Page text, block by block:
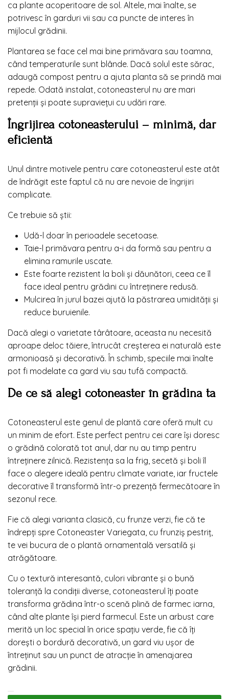
ca plante acoperitoare de sol. Altele, mai înalte, se
potrivesc în garduri vii sau ca puncte de interes în
mijlocul grădinii.
Plantarea se face cel mai bine primăvara sau toamna,
când temperaturile sunt blânde. Dacă solul este sărac,
adaugă compost pentru a ajuta planta să se prindă mai
repede. Odată instalat, cotoneasterul nu are mari
pretenții și poate supraviețui cu udări rare.
Îngrijirea cotoneasterului – minimă, dar
eficientă
Unul dintre motivele pentru care cotoneasterul este atât
de îndrăgit este faptul că nu are nevoie de îngrijiri
complicate.
Ce trebuie să știi:
Udă-l doar în perioadele secetoase.
Taie-l primăvara pentru a-i da formă sau pentru a
elimina ramurile uscate.
Este foarte rezistent la boli și dăunători, ceea ce îl
face ideal pentru grădini cu întreținere redusă.
Mulcirea în jurul bazei ajută la păstrarea umidității și
reduce buruienile.
Dacă alegi o varietate târâtoare, aceasta nu necesită
aproape deloc tăiere, întrucât creșterea ei naturală este
armonioasă și decorativă. În schimb, speciile mai înalte
pot fi modelate ca gard viu sau tufă compactă.
De ce să alegi cotoneaster în grădina ta
Cotoneasterul este genul de plantă care oferă mult cu
un minim de efort. Este perfect pentru cei care își doresc
o grădină colorată tot anul, dar nu au timp pentru
întreținere zilnică. Rezistența sa la frig, secetă și boli îl
face o alegere ideală pentru climate variate, iar fructele
decorative îl transformă într-o prezență fermecătoare în
sezonul rece.
Fie că alegi varianta clasică, cu frunze verzi, fie că te
îndrepți spre Cotoneaster Variegata, cu frunziș pestriț,
te vei bucura de o plantă ornamentală versatilă și
atrăgătoare.
Cu o textură interesantă, culori vibrante și o bună
toleranță la condiții diverse, cotoneasterul îți poate
transforma grădina într-o scenă plină de farmec iarna,
când alte plante își pierd farmecul. Este un arbust care
merită un loc special în orice spațiu verde, fie că îți
dorești o bordură decorativă, un gard viu ușor de
întreținut sau un punct de atracție în amenajarea
grădinii.